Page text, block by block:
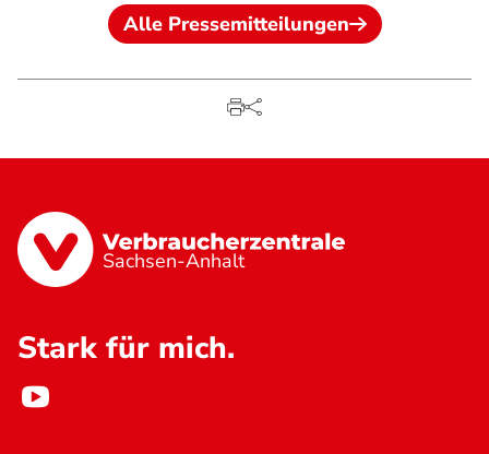
Alle Pressemitteilungen
Sachsen-Anhalt
Stark für mich.